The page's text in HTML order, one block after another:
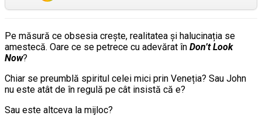
Pe măsură ce obsesia crește, realitatea și halucinația se
amestecă. Oare ce se petrece cu adevărat în Don’t Look
Now?
Chiar se preumblă spiritul celei mici prin Veneția? Sau John
nu este atât de în regulă pe cât insistă că e?
Sau este altceva la mijloc?